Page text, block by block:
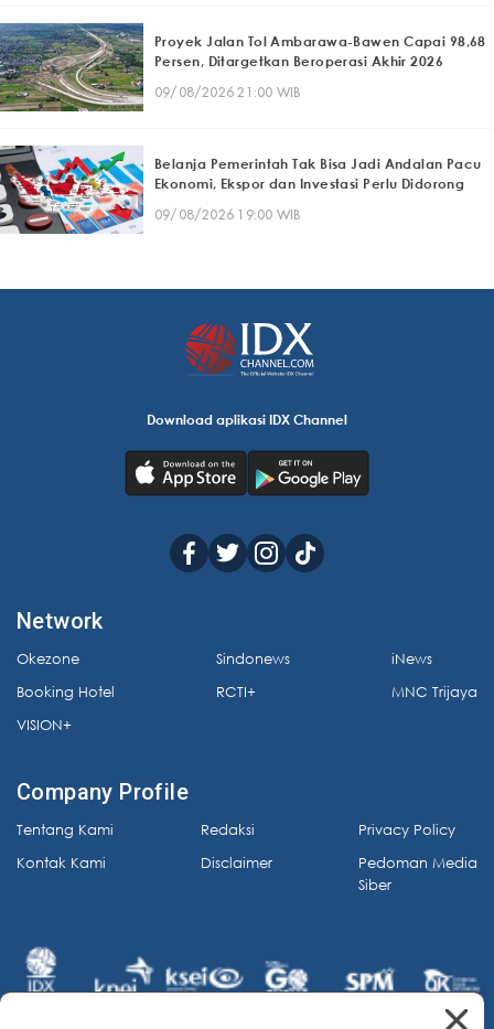
Proyek Jalan Tol Ambarawa-Bawen Capai 98,68
Persen, Ditargetkan Beroperasi Akhir 2026
09/08/2026 21:00 WIB
Belanja Pemerintah Tak Bisa Jadi Andalan Pacu
Ekonomi, Ekspor dan Investasi Perlu Didorong
09/08/2026 19:00 WIB
Download aplikasi IDX Channel
Network
Okezone
Booking Hotel
VISION+
Sindonews
RCTI+
iNews
MNC Trijaya
Company Profile
Tentang Kami
Kontak Kami
Redaksi
Disclaimer
Privacy Policy
Pedoman Media
Siber